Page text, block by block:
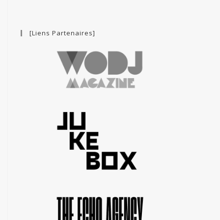
[Liens Partenaires]